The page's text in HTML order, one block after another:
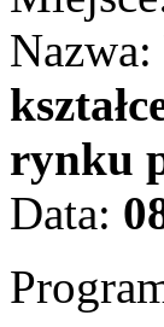
Nazwa:
rynku
Data: